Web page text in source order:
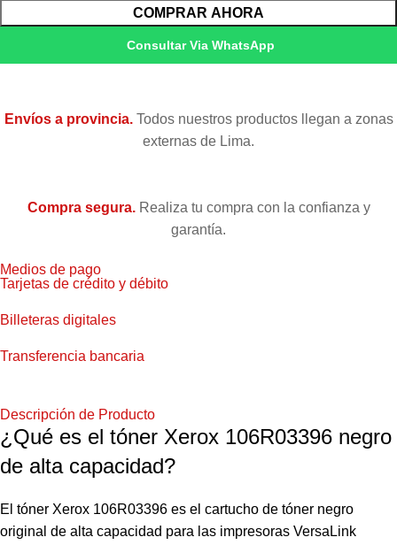
COMPRAR AHORA
Consultar Via WhatsApp
Envíos a provincia.Todos nuestros productos llegan a zonas
externas de Lima.
Compra segura.Realiza tu compra con la confianza y
garantía.
Medios de pago
Tarjetas de crédito y débito
Billeteras digitales
Transferencia bancaria
Descripción de Producto
¿Qué es el tóner Xerox 106R03396 negro
de alta capacidad?
El tóner Xerox 106R03396 es el cartucho de tóner negro
original de alta capacidad para las impresoras VersaLink